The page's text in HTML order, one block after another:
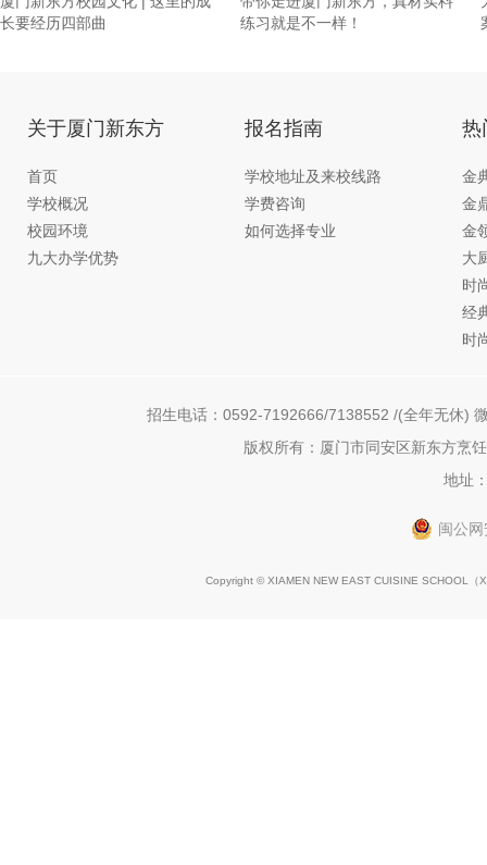
长要经历四部曲
练习就是不一样！
关于厦门新东方
首页
学校概况
校园环境
九大办学优势
报名指南
学校地址及来校线路
学费咨询
如何选择专业
热
金
金
金
大
时
经
时
招生电话：0592-7192666/7138552 /(全年无休)
版权所有：厦门市同安区新东方烹
地址
闽公
Copyright © XIAMEN NEW EAST CUISINE SCHOOL（